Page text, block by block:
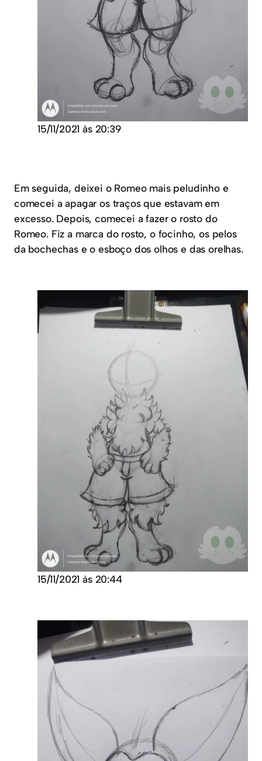
15/11/2021 às 20:39
Em seguida, deixei o Romeo mais peludinho e
comecei a apagar os traços que estavam em
excesso. Depois, comecei a fazer o rosto do
Romeo. Fiz a marca do rosto, o focinho, os pelos
da bochechas e o esboço dos olhos e das orelhas.
15/11/2021 às 20:44